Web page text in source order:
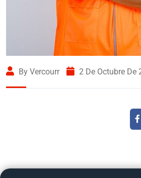
By Vercourr 2 De Octubre De